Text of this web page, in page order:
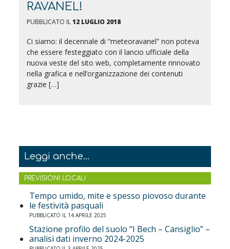
RAVANEL!
PUBBLICATO IL12 LUGLIO 2018
Ci siamo: il decennale di “meteoravanel” non poteva
che essere festeggiato con il lancio ufficiale della
nuova veste del sito web, completamente rinnovato
nella grafica e nell’organizzazione dei contenuti
grazie […]
Leggi anche...
PREVISIONI LOCALI
Tempo umido, mite e spesso piovoso durante
le festività pasquali
PUBBLICATO IL 14 APRILE 2025
Stazione profilo del suolo “I Bech – Cansiglio” –
analisi dati inverno 2024-2025